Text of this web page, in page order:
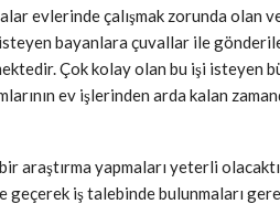
evlerinde çalışmak zorunda olan
isteyen bayanlara çuvallar ile
Çok kolay olan bu işi isteyen
ev işlerinden arda kalan
araştırma yapmaları yeterli
iş talebinde bulunmaları